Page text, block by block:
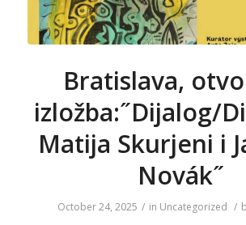
Bratislava,
izložba:˝Dijalog/
Matija Skurjeni i
Novák˝
October 24, 2025 / in Uncategorized /